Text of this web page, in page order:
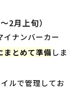
2月上旬）
イナンバーカー
まとめて準備しま
ルで管理してお